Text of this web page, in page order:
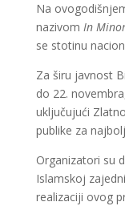
Na
nazivom In
se stotinu
Za širu javnost
do 22.
uključujući
publike za
Organizatori su
Islamskoj
realizaciji ovog